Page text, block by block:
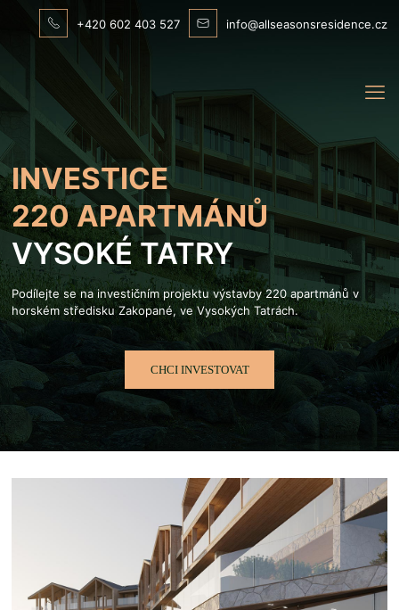
+420 602 403 527 info@allseasonsresidence.cz
INVESTICE
220 APARTMÁNŮ
VYSOKÉ TATRY
Podílejte se na investičním projektu výstavby 220 apartmánů v
horském středisku Zakopané, ve Vysokých Tatrách.
CHCI INVESTOVAT